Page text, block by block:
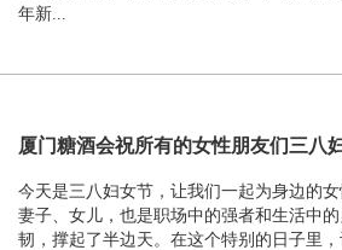
年新...
厦门糖酒会祝所有的女性朋友们三八
今天是三八妇女节，让我们一起为身边的女
妻子、女儿，也是职场中的强者和生活中
韧，撑起了半边天。在这个特别的日子里